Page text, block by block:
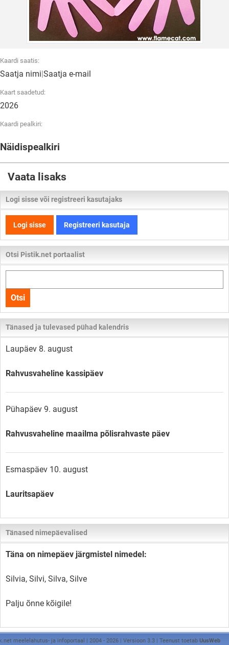
Kaardi saatis:
Saatja nimi|Saatja e-mail
Kaart saadetud:
2026
Kaardi pealkiri:
Näidispealkiri
Vaata lisaks
Logi sisse või registreeri kasutajaks
Logi sisse Registreeri kasutaja
Otsi Pistik.net portaalist
kogu
lehelt
Otsi
Tänased ja tulevased pühad kalendris
Laupäev 8. august
Rahvusvaheline kassipäev
Pühapäev 9. august
Rahvusvaheline maailma põlisrahvaste päev
Esmaspäev 10. august
Lauritsapäev
Tänased nimepäevalised
Täna on nimepäev järgmistel nimedel:
Silvia, Silvi, Silva, Silve
Palju õnne kõigile!
meelelahutus- ja infoportaal | 2004 - 2026 | Versioon 3.3 | Teenust toetab UusWeb